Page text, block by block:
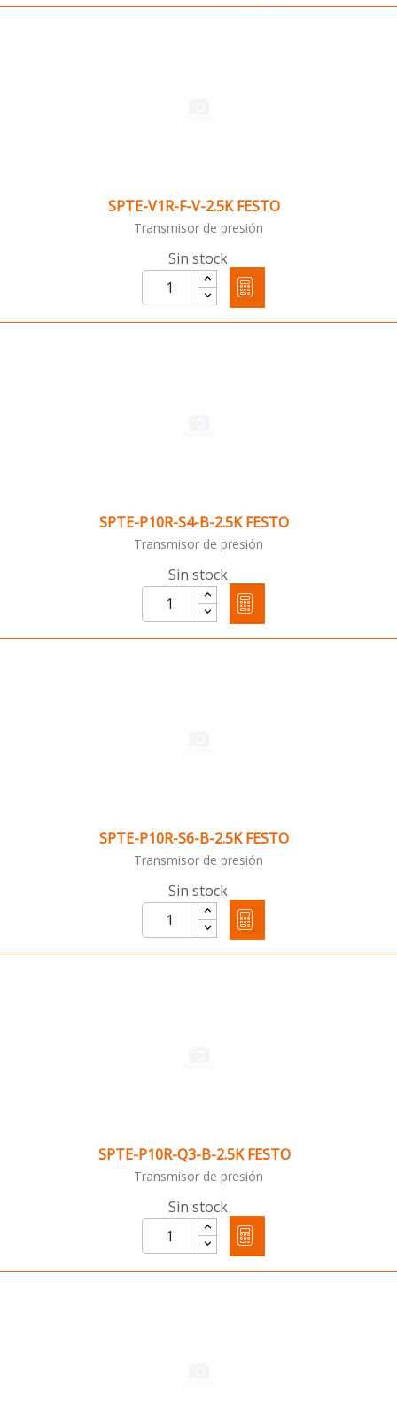
SPTE-V1R-F-V-2.5K FESTO
Transmisor de presión
Sin stock
SPTE-P10R-S4-B-2.5K FESTO
Transmisor de presión
Sin stock
SPTE-P10R-S6-B-2.5K FESTO
Transmisor de presión
Sin stock
SPTE-P10R-Q3-B-2.5K FESTO
Transmisor de presión
Sin stock